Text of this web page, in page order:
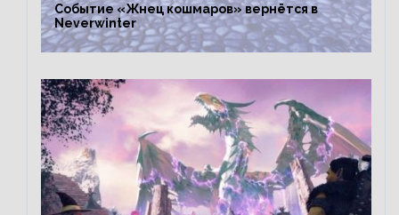
Событие «Жнец кошмаров» вернётся в
Neverwinter